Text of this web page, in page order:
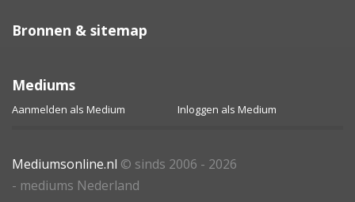
Bronnen & sitemap
Mediums
Aanmelden als Medium Inloggen als Medium
Mediumsonline.nl © sinds 2006 - 2026
- mediums Nederland